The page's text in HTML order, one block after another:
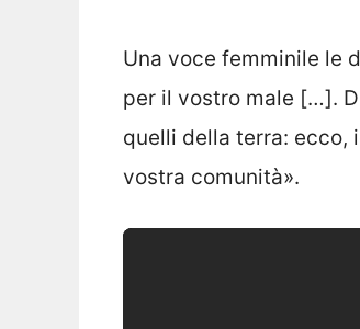
Una voce femminile le
per il vostro male […].
quelli della terra: ecco,
vostra comunità».